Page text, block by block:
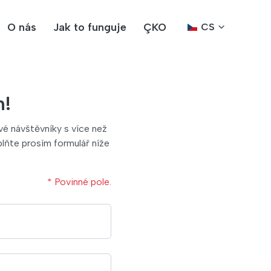
O nás Jak to funguje ÇKO CS
návštěvníky s více než
prosím formulář níže
* Povinné pole.